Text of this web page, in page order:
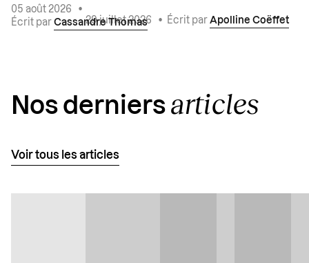
05 août 2026
•
Écrit par Cassandre Thomas
29 juillet 2026 • Écrit par Apolline Coëffet
Nos derniers articles
Voir tous les articles